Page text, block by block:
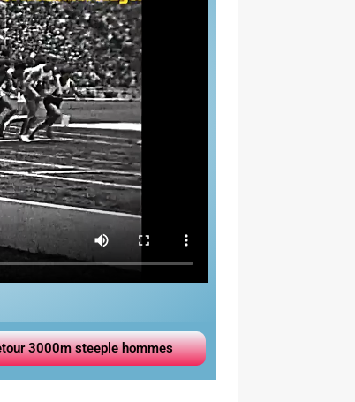
3000m steeple hommes